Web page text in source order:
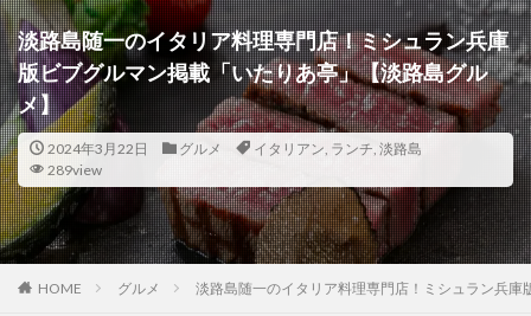
淡路島随一のイタリア料理専門店！ミシュラン兵庫
版ビブグルマン掲載「いたりあ亭」【淡路島グル
メ】
2024年3月22日 グルメ イタリアン, ランチ, 淡路島
289view
HOME グルメ 淡路島随一のイタリア料理専門店！ミシュラン兵